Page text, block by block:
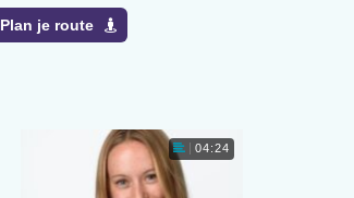
Plan je route
04:24